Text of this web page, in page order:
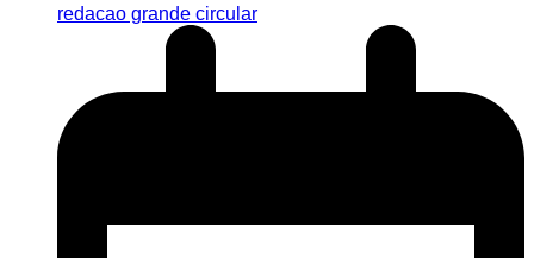
redacao grande circular